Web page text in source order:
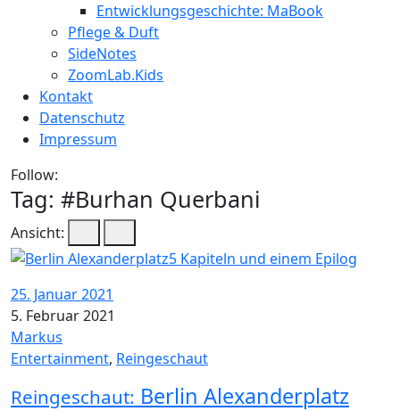
Entwicklungsgeschichte: MaBook
Pflege & Duft
SideNotes
ZoomLab.Kids
Kontakt
Datenschutz
Impressum
Follow:
Tag: #Burhan Querbani
Ansicht:
25. Januar 2021
5. Februar 2021
Markus
Entertainment, Reingeschaut
Reingeschaut: Berlin Alexanderplatz